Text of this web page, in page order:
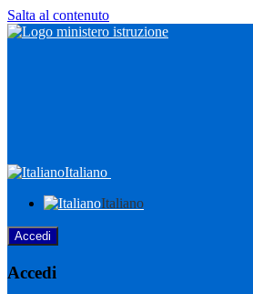
Salta al contenuto
Italiano
Italiano
Accedi
Accedi